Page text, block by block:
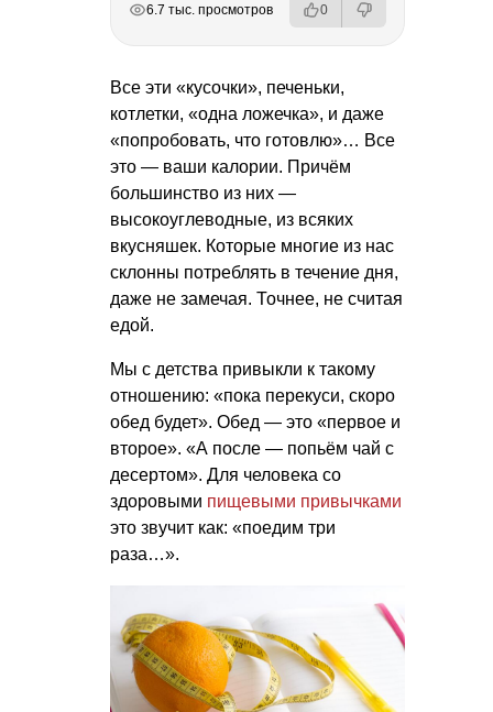
6.7 тыс. просмотров 0
Все эти «кусочки», печеньки,
котлетки, «одна ложечка», и даже
«попробовать, что готовлю»… Все
это — ваши калории. Причём
большинство из них —
высокоуглеводные, из всяких
вкусняшек. Которые многие из нас
склонны потреблять в течение дня,
даже не замечая. Точнее, не считая
едой.
Мы с детства привыкли к такому
отношению: «пока перекуси, скоро
обед будет». Обед — это «первое и
второе». «А после — попьём чай с
десертом». Для человека со
здоровыми пищевыми привычками
это звучит как: «поедим три
раза…».